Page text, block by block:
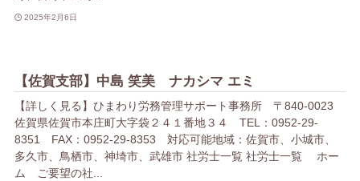
2025年2月6日
【佐賀支部】中島 笑美 ナカシマ エミ
【詳しく見る】ひまわり労務管理サポート事務所 〒840-0023
佐賀県佐賀市本庄町大字袋２４１番地３４ TEL：0952-29-
8351 FAX：0952-29-8353 対応可能地域：佐賀市、小城市、
多久市、鳥栖市、神埼市、武雄市 社労士一覧 社労士一覧 ホー
ム ご要望の社...